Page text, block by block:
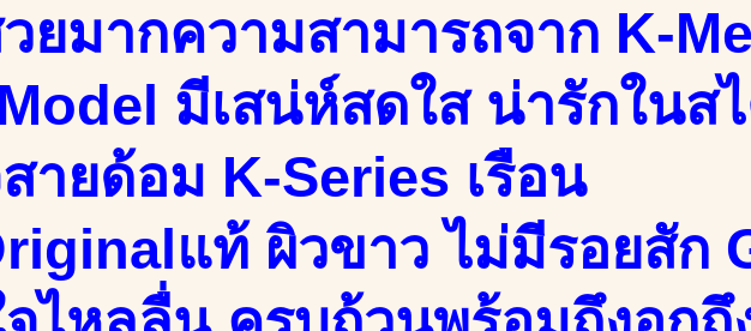
ยมากความสามารถจาก K-
มีเสน่ห์สดใส น่ารักในส
ายด้อม K-Series เรือน
แท้ ผิวขาว ไม่มีรอยสัก